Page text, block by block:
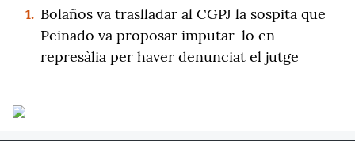
1. Bolaños va traslladar al CGPJ la sospita que
Peinado va proposar imputar-lo en
represàlia per haver denunciat el jutge